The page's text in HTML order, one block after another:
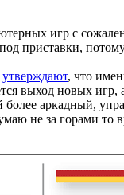
игр с
приставки,
утверждают, что
выход новых
более аркадный,
не за горами то